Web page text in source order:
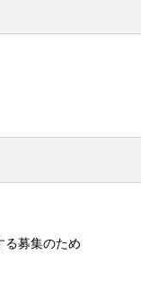
る募集のため